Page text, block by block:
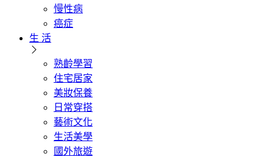
慢性病
癌症
生 活
熟齡學習
住宅居家
美妝保養
日常穿搭
藝術文化
生活美學
國外旅遊